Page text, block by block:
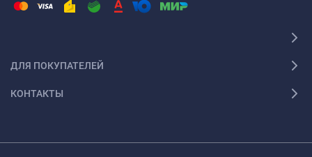
проконсультироваться с грамотным специалистом. Например,
работает с пультом 2005 года выпуска. Так что будьте
внимательны!
ДЛЯ ПОКУПАТЕЛЕЙ
КОНТАКТЫ